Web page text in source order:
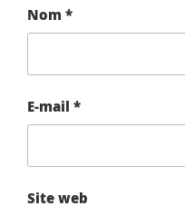
Nom *
E-mail *
Site web